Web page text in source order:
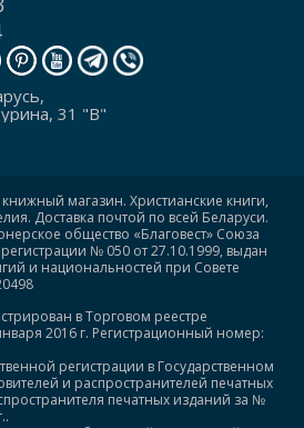
31 "В"
книжный магазин. Христианские книги,
Доставка почтой по всей Беларуси.
общество «Благовест» Союза
№ 050 от 27.10.1999, выдан
и национальностей при Совете
в Торговом реестре
2016 г. Регистрационный номер:
регистрации в Государственном
и распространителей печатных
печатных изданий за №